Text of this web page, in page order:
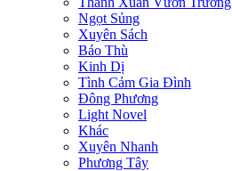
Ngọt Sủng
Xuyên Sách
Báo Thù
Kinh Dị
Tình Cảm Gia Đình
Đông Phương
Light Novel
Khác
Xuyên Nhanh
Phương Tây